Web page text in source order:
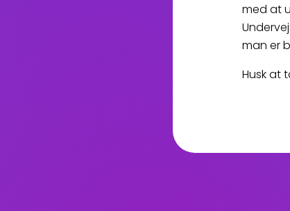
med at
man er
Husk at